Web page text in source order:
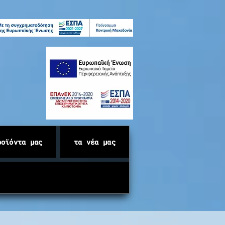
μας τα νέα μας